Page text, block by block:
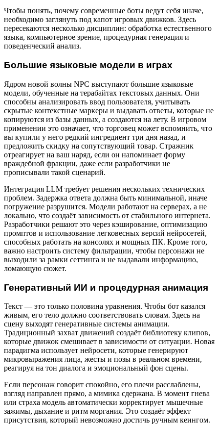
Чтобы понять, почему современные боты ведут себя иначе,
необходимо заглянуть под капот игровых движков. Здесь
пересекаются несколько дисциплин: обработка естественного
языка, компьютерное зрение, процедурная генерация и
поведенческий анализ.
Большие языковые модели в играх
Ядром новой волны NPC выступают большие языковые
модели, обученные на терабайтах текстовых данных. Они
способны анализировать ввод пользователя, учитывать
скрытые контекстные маркеры и выдавать ответы, которые не
копируются из базы данных, а создаются на лету. В игровом
применении это означает, что торговец может вспомнить, что
вы купили у него редкий ингредиент три дня назад, и
предложить скидку на сопутствующий товар. Стражник
отреагирует на ваш наряд, если он напоминает форму
враждебной фракции, даже если разработчики не
прописывали такой сценарий.
Интеграция LLM требует решения нескольких технических
проблем. Задержка ответа должна быть минимальной, иначе
погружение разрушится. Модели работают на серверах, а не
локально, что создаёт зависимость от стабильного интернета.
Разработчики решают это через кэширование, оптимизацию
промптов и использование легковесных версий нейросетей,
способных работать на консолях и мощных ПК. Кроме того,
важно настроить систему фильтрации, чтобы персонажи не
выходили за рамки сеттинга и не выдавали информацию,
ломающую сюжет.
Генеративный ИИ и процедурная анимация
Текст — это только половина уравнения. Чтобы бот казался
живым, его тело должно соответствовать словам. Здесь на
сцену выходят генеративные системы анимации.
Традиционный захват движений создаёт библиотеку клипов,
которые движок смешивает в зависимости от ситуации. Новая
парадигма использует нейросети, которые генерируют
микровыражения лица, жесты и позы в реальном времени,
реагируя на тон диалога и эмоциональный фон сцены.
Если персонаж говорит спокойно, его плечи расслаблены,
взгляд направлен прямо, а мимика сдержана. В момент гнева
или страха модель автоматически корректирует мышечные
зажимы, дыхание и ритм моргания. Это создаёт эффект
присутствия, который невозможно достичь ручным кеингом.